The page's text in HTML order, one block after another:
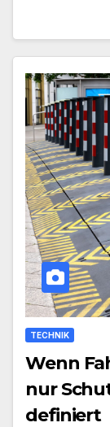
TECHNIK
Wenn
nur
definiert